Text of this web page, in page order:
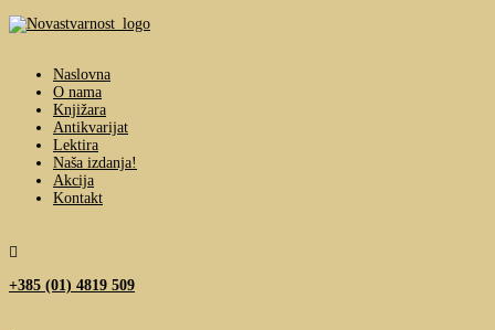
Naslovna
O nama
Knjižara
Antikvarijat
Lektira
Naša izdanja!
Akcija
Kontakt

+385 (01) 4819 509